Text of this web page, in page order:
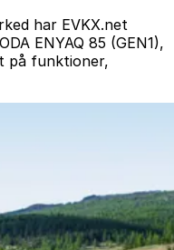
har EVKX.net
ENYAQ 85 (GEN1),
på funktioner,